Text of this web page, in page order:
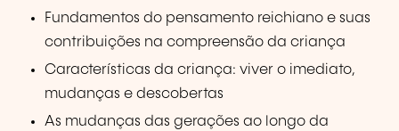
Fundamentos do pensamento reichiano e suas
contribuições na compreensão da criança
Características da criança: viver o imediato,
mudanças e descobertas
As mudanças das gerações ao longo da